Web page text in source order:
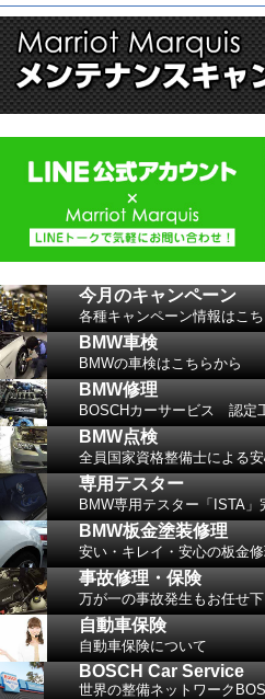
今月のキャンペーン
各種キャンペーン情報はこち
BMW車検
BMWの車検はこちらから
BMW修理
BOSCHカーサービス 認定
BMW点検
全員国家資格整備士による
専用テスター
BMW専用テスター「ISTA」
BMW板金塗装修理
安い・キレイ・安心の板金
事故修理・保険
万が一の事故発生もお任せ
自動車保険
自動車保険について
BOSCH Car Service
世界の整備ネットワーク